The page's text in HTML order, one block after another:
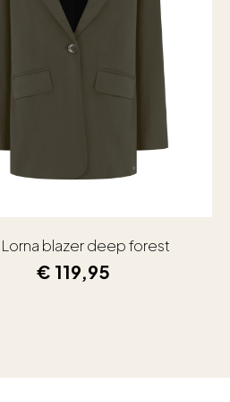
blazer deep forest
€ 119,95